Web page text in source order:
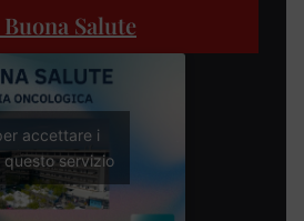
Salute
accettare i
questo servizio